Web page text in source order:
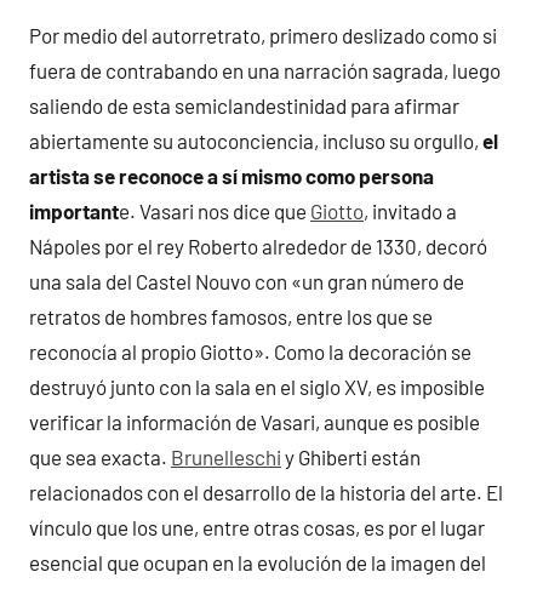
Por medio del autorretrato, primero deslizado como si
fuera de contrabando en una narración sagrada, luego
saliendo de esta semiclandestinidad para afirmar
abiertamente su autoconciencia, incluso su orgullo, el
artista se reconoce a sí mismo como persona
importante. Vasari nos dice que Giotto, invitado a
Nápoles por el rey Roberto alrededor de 1330, decoró
una sala del Castel Nouvo con «un gran número de
retratos de hombres famosos, entre los que se
reconocía al propio Giotto». Como la decoración se
destruyó junto con la sala en el siglo XV, es imposible
verificar la información de Vasari, aunque es posible
que sea exacta. Brunelleschi y Ghiberti están
relacionados con el desarrollo de la historia del arte. El
vínculo que los une, entre otras cosas, es por el lugar
esencial que ocupan en la evolución de la imagen del